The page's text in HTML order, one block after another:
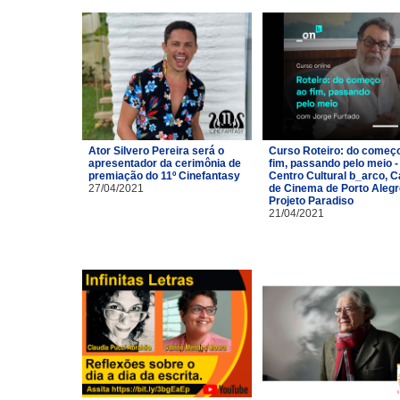
Ator Silvero Pereira será o
apresentador da cerimônia de
premiação do 11º Cinefantasy
27/04/2021
Curso Roteiro: do
fim, passando pelo meio -
Centro Cultural b_arco,
de Cinema de Porto
Projeto Paradiso
21/04/2021